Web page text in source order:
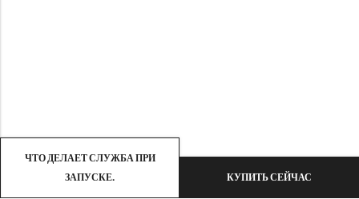
ЧТО ДЕЛАЕТ СЛУЖБА ПРИ
ЗАПУСКЕ.
КУПИТЬ СЕЙЧАС